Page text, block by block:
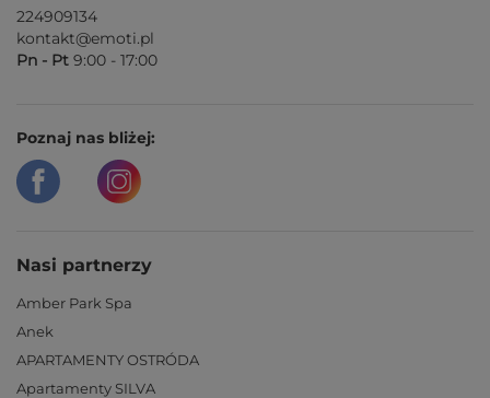
224909134
kontakt@emoti.pl
Pn - Pt 9:00 - 17:00
Poznaj nas bliżej:
Nasi partnerzy
Amber Park Spa
Anek
APARTAMENTY OSTRÓDA
Apartamenty SILVA